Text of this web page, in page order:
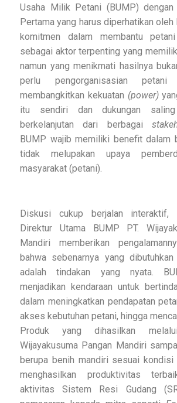
Usaha Milik Petani (BUMP)
Pertama yang harus diperhatikan oleh
komitmen dalam membantu
sebagai aktor terpenting yang
namun yang menikmati hasilnya
perlu pengorganisasian
membangkitkan kekuatan (power)
itu sendiri dan dukungan
berkelanjutan dari berbagai
BUMP wajib memiliki benefit dalam
tidak melupakan upaya
masyarakat (petani).
Diskusi cukup berjalan interaktif,
Direktur Utama BUMP PT.
Mandiri memberikan
bahwa sebenarnya yang
adalah tindakan yang nyata.
menjadikan kendaraan untuk
dalam meningkatkan pendapatan
akses kebutuhan petani, hingga
Produk yang dihasilkan
Wijayakusuma Pangan Mandiri
berupa benih mandiri sesuai kondisi
menghasilkan produktivitas
aktivitas Sistem Resi Gudang